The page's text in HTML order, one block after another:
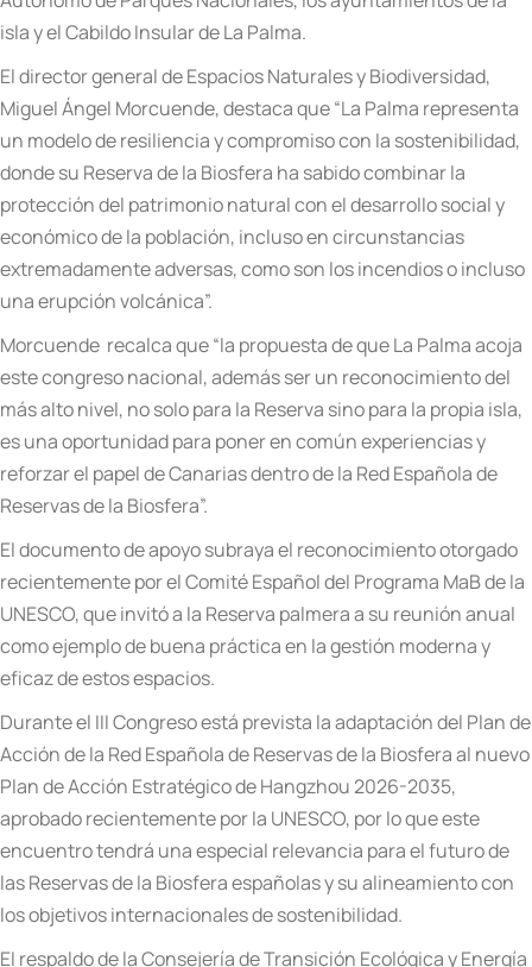
isla y el Cabildo Insular de La Palma.
El director general de Espacios Naturales y Biodiversidad,
Miguel Ángel Morcuende, destaca que “La Palma representa
un modelo de resiliencia y compromiso con la sostenibilidad,
donde su Reserva de la Biosfera ha sabido combinar la
protección del patrimonio natural con el desarrollo social y
económico de la población, incluso en circunstancias
extremadamente adversas, como son los incendios o incluso
una erupción volcánica”.
Morcuende recalca que “la propuesta de que La Palma acoja
este congreso nacional, además ser un reconocimiento del
más alto nivel, no solo para la Reserva sino para la propia isla,
es una oportunidad para poner en común experiencias y
reforzar el papel de Canarias dentro de la Red Española de
Reservas de la Biosfera”.
El documento de apoyo subraya el reconocimiento otorgado
recientemente por el Comité Español del Programa MaB de la
UNESCO, que invitó a la Reserva palmera a su reunión anual
como ejemplo de buena práctica en la gestión moderna y
eficaz de estos espacios.
Durante el III Congreso está prevista la adaptación del Plan de
Acción de la Red Española de Reservas de la Biosfera al nuevo
Plan de Acción Estratégico de Hangzhou 2026-2035,
aprobado recientemente por la UNESCO, por lo que este
encuentro tendrá una especial relevancia para el futuro de
las Reservas de la Biosfera españolas y su alineamiento con
los objetivos internacionales de sostenibilidad.
El respaldo de la Consejería de Transición Ecológica y Energía